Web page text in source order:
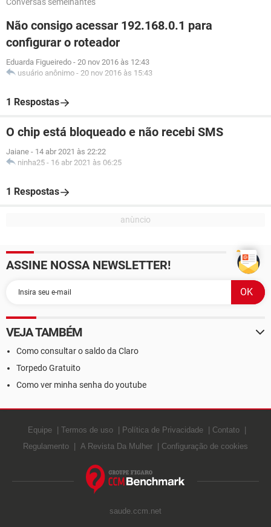
Não consigo acessar 192.168.0.1 para
configurar o roteador
Eduarda Figueiredo - 20 nov 2016 às 12:43
usuário anônimo - 20 nov 2016 às 15:43
1 Respostas
O chip está bloqueado e não recebi SMS
Jaiane - 14 abr 2021 às 22:22
ninha25 - 16 abr 2021 às 06:25
1 Respostas
ASSINE NOSSA NEWSLETTER!
VEJA TAMBÉM
Como consultar o saldo da Claro
Torpedo Gratuito
Como ver minha senha do youtube
Equipe Termos de uso Política de Privacidade
Contato
Regulamento
A Revista Da Mulher Configuração de cookies
saude.ccm.net